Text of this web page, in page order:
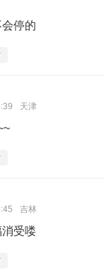
停的
天津
吉林
受喽